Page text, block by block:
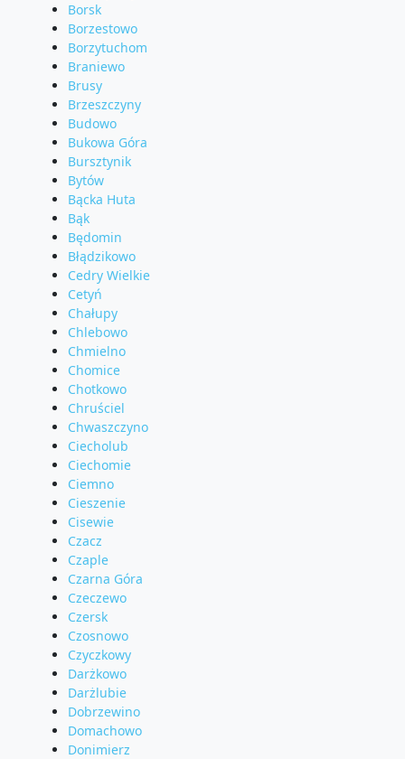
Borsk
Borzestowo
Borzytuchom
Braniewo
Brusy
Brzeszczyny
Budowo
Bukowa Góra
Bursztynik
Bytów
Bącka Huta
Bąk
Będomin
Błądzikowo
Cedry Wielkie
Cetyń
Chałupy
Chlebowo
Chmielno
Chomice
Chotkowo
Chruściel
Chwaszczyno
Ciecholub
Ciechomie
Ciemno
Cieszenie
Cisewie
Czacz
Czaple
Czarna Góra
Czeczewo
Czersk
Czosnowo
Czyczkowy
Darżkowo
Darżlubie
Dobrzewino
Domachowo
Donimierz